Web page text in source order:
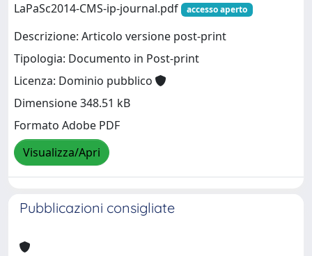
LaPaSc2014-CMS-ip-journal.pdf
accesso aperto
Descrizione: Articolo versione post-print
Tipologia: Documento in Post-print
Licenza: Dominio pubblico
Dimensione 348.51 kB
Formato Adobe PDF
Visualizza/Apri
Pubblicazioni consigliate